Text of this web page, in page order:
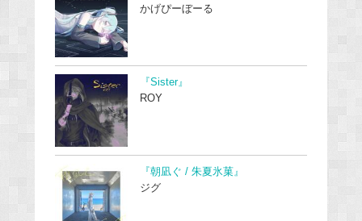
かげぴーぼーる
『Sister』
ROY
『朝凪ぐ / 朱夏氷菓』
ジグ